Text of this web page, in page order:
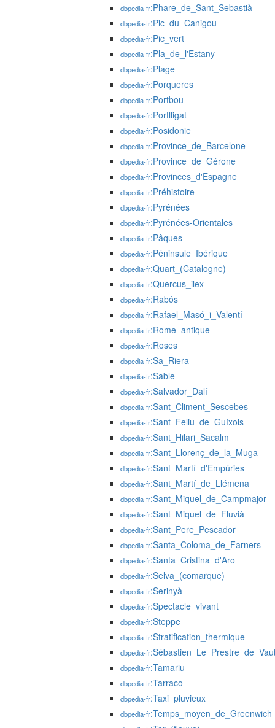
dbpedia-fr:Phare_de_Sant_Sebastià
dbpedia-fr:Pic_du_Canigou
dbpedia-fr:Pic_vert
dbpedia-fr:Pla_de_l'Estany
dbpedia-fr:Plage
dbpedia-fr:Porqueres
dbpedia-fr:Portbou
dbpedia-fr:Portlligat
dbpedia-fr:Posidonie
dbpedia-fr:Province_de_Barcelone
dbpedia-fr:Province_de_Gérone
dbpedia-fr:Provinces_d'Espagne
dbpedia-fr:Préhistoire
dbpedia-fr:Pyrénées
dbpedia-fr:Pyrénées-Orientales
dbpedia-fr:Pâques
dbpedia-fr:Péninsule_Ibérique
dbpedia-fr:Quart_(Catalogne)
dbpedia-fr:Quercus_ilex
dbpedia-fr:Rabós
dbpedia-fr:Rafael_Masó_i_Valentí
dbpedia-fr:Rome_antique
dbpedia-fr:Roses
dbpedia-fr:Sa_Riera
dbpedia-fr:Sable
dbpedia-fr:Salvador_Dalí
dbpedia-fr:Sant_Climent_Sescebes
dbpedia-fr:Sant_Feliu_de_Guíxols
dbpedia-fr:Sant_Hilari_Sacalm
dbpedia-fr:Sant_Llorenç_de_la_Muga
dbpedia-fr:Sant_Martí_d'Empúries
dbpedia-fr:Sant_Martí_de_Llémena
dbpedia-fr:Sant_Miquel_de_Campmajor
dbpedia-fr:Sant_Miquel_de_Fluvià
dbpedia-fr:Sant_Pere_Pescador
dbpedia-fr:Santa_Coloma_de_Farners
dbpedia-fr:Santa_Cristina_d'Aro
dbpedia-fr:Selva_(comarque)
dbpedia-fr:Serinyà
dbpedia-fr:Spectacle_vivant
dbpedia-fr:Steppe
dbpedia-fr:Stratification_thermique
dbpedia-fr
dbpedia-fr:Tamariu
dbpedia-fr:Tarraco
dbpedia-fr:Taxi_pluvieux
dbpedia-fr:Temps_moyen_de_Greenwich